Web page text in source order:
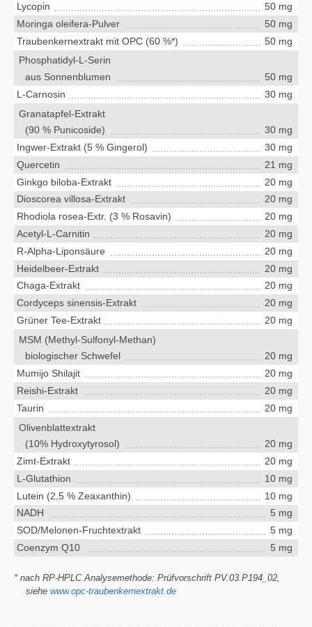
Lycopin
50 mg
Moringa oleifera-Pulver
50 mg
Traubenkernextrakt mit OPC (60 %*)
50 mg
Phosphatidyl-L-Serin
aus Sonnenblumen
50 mg
L-Carnosin
30 mg
Granatapfel-Extrakt
(90 % Punicoside)
30 mg
Ingwer-Extrakt (5 % Gingerol)
30 mg
Quercetin
21 mg
Ginkgo biloba-Extrakt
20 mg
Dioscorea villosa-Extrakt
20 mg
Rhodiola rosea-Extr. (3 % Rosavin)
20 mg
Acetyl-L-Carnitin
20 mg
R-Alpha-Liponsäure
20 mg
Heidelbeer-Extrakt
20 mg
Chaga-Extrakt
20 mg
Cordyceps sinensis-Extrakt
20 mg
Grüner Tee-Extrakt
20 mg
MSM (Methyl-Sulfonyl-Methan)
biologischer Schwefel
20 mg
Mumijo Shilajit
20 mg
Reishi-Extrakt
20 mg
Taurin
20 mg
Olivenblattextrakt
(10% Hydroxytyrosol)
20 mg
Zimt-Extrakt
20 mg
L-Glutathion
10 mg
Lutein (2,5 % Zeaxanthin)
10 mg
NADH
5 mg
SOD/Melonen-Fruchtextrakt
5 mg
Coenzym Q10
5 mg
* nach RP-HPLC Analysemethode: Prüfvorschrift PV.03.P194_02,
siehe www.opc-traubenkernextrakt.de